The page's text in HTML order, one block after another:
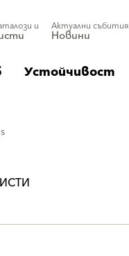
и Актуални събития
Новини
Устойчивост